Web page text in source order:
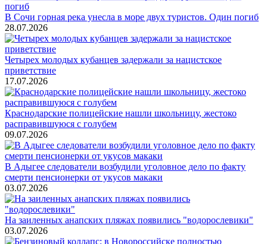
В Сочи горная река унесла в море двух туристов. Один погиб
28.07.2026
Четырех молодых кубанцев задержали за нацистское
приветствие
17.07.2026
Краснодарские полицейские нашли школьницу, жестоко
расправившуюся с голубем
09.07.2026
В Адыгее следователи возбудили уголовное дело по факту
смерти пенсионерки от укусов макаки
03.07.2026
На заиленных анапских пляжах появились "водорослевики"
03.07.2026